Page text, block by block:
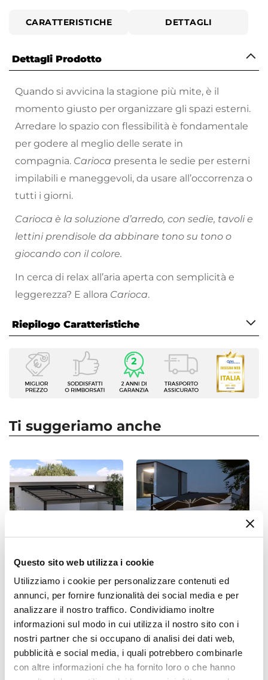
Questo sito web utilizza i cookie
Utilizziamo i cookie per personalizzare contenuti ed
annunci, per fornire funzionalità dei social media e per
analizzare il nostro traffico. Condividiamo inoltre
informazioni sul modo in cui utilizza il nostro sito con i
nostri partner che si occupano di analisi dei dati web,
pubblicità e social media, i quali potrebbero combinarle
con altre informazioni che ha fornito loro o che hanno
CARATTERISTICHE DETTAGLI
Dettagli Prodotto
Quando si avvicina la stagione più mite, è il
momento giusto per organizzare gli spazi esterni.
Arredare lo spazio con flessibilità è fondamentale
per godere al meglio delle serate in
compagnia. Carioca presenta le sedie per esterni
impilabili e maneggevoli, da usare all’occorrenza o
tutti i giorni.
Carioca è la soluzione d’arredo, con sedie, tavoli e
lettini prendisole da abbinare tono su tono o
giocando con il colore.
In cerca di relax all’aria aperta con semplicità e
leggerezza? E allora Carioca.
Riepilogo Caratteristiche
Caratteristiche Generali
Tipologia
Set Relax
Serie
Colore
Antracite
Caratteristiche Divano
2 posti
Larghezza
124 cm
Profondità
66 cm
Altezza
Altezza Seduta
Ti suggeriamo anche
Pergola 4x4 m con tetto
antracite - Norris
€ 482,00
Ombrellone a luci LED con
antracite - Lipari
€ 324,00